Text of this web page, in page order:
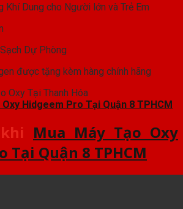
Khí Dung cho Người lớn và Trẻ Em
Dự Phòng
được tặng kèm hàng chính hãng
Hidgeem Pro Tại Quận 8 TPHCM
Mua Máy Tạo Oxy
Tại Quận 8 TPHCM